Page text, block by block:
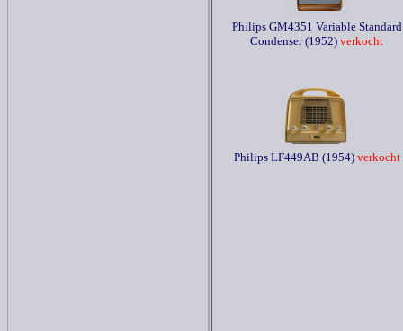
Philips GM4351 Variable Standard
Condenser (1952) verkocht
Philips LF449AB (1954)verkocht